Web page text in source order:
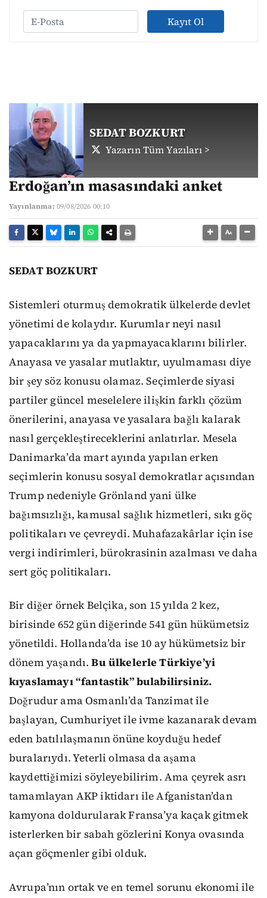
Kayıt Ol
SEDAT BOZKURT
Yazarın Tüm Yazıları >
Erdoğan’ın masasındaki anket
Yayınlanma: 09/08/2026 00:10
SEDAT BOZKURT
Sistemleri oturmuş demokratik ülkelerde devlet
yönetimi de kolaydır. Kurumlar neyi nasıl
yapacaklarını ya da yapmayacaklarını bilirler.
Anayasa ve yasalar mutlaktır, uyulmaması diye
bir şey söz konusu olamaz. Seçimlerde siyasi
partiler güncel meselelere ilişkin farklı çözüm
önerilerini, anayasa ve yasalara bağlı kalarak
nasıl gerçekleştireceklerini anlatırlar. Mesela
Danimarka’da mart ayında yapılan erken
seçimlerin konusu sosyal demokratlar açısından
Trump nedeniyle Grönland yani ülke
bağımsızlığı, kamusal sağlık hizmetleri, sıkı göç
politikaları ve çevreydi. Muhafazakârlar için ise
vergi indirimleri, bürokrasinin azalması ve daha
sert göç politikaları.
Bir diğer örnek Belçika, son 15 yılda 2 kez,
birisinde 652 gün diğerinde 541 gün hükümetsiz
yönetildi. Hollanda’da ise 10 ay hükümetsiz bir
dönem yaşandı.Bu ülkelerle Türkiye’yi
kıyaslamayı “fantastik” bulabilirsiniz.
Doğrudur ama Osmanlı’da Tanzimat ile
başlayan, Cumhuriyet ile ivme kazanarak devam
eden batılılaşmanın önüne koyduğu hedef
buralarıydı. Yeterli olmasa da aşama
kaydettiğimizi söyleyebilirim. Ama çeyrek asrı
tamamlayan AKP iktidarı ile Afganistan’dan
kamyona doldurularak Fransa’ya kaçak gitmek
isterlerken bir sabah gözlerini Konya ovasında
açan göçmenler gibi olduk.
Avrupa’nın ortak ve en temel sorunu ekonomi ile